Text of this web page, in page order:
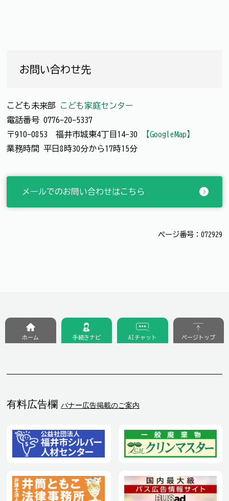
お問い合わせ先
こども未来部
こども家庭センター
電話番号 0776-20-5337
〒910-0853 福井市城東4丁目14-30
【GoogleMap】
業務時間 平日8時30分から17時15分
メールでのお問い合わせはこちら
ページ番号：072929
有料広告欄 バナー広告掲載のご案内
ホーム 手続きナビ AIチャット ページトップ